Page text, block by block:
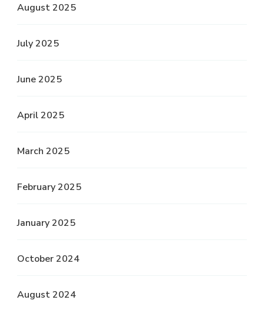
August 2025
July 2025
June 2025
April 2025
March 2025
February 2025
January 2025
October 2024
August 2024